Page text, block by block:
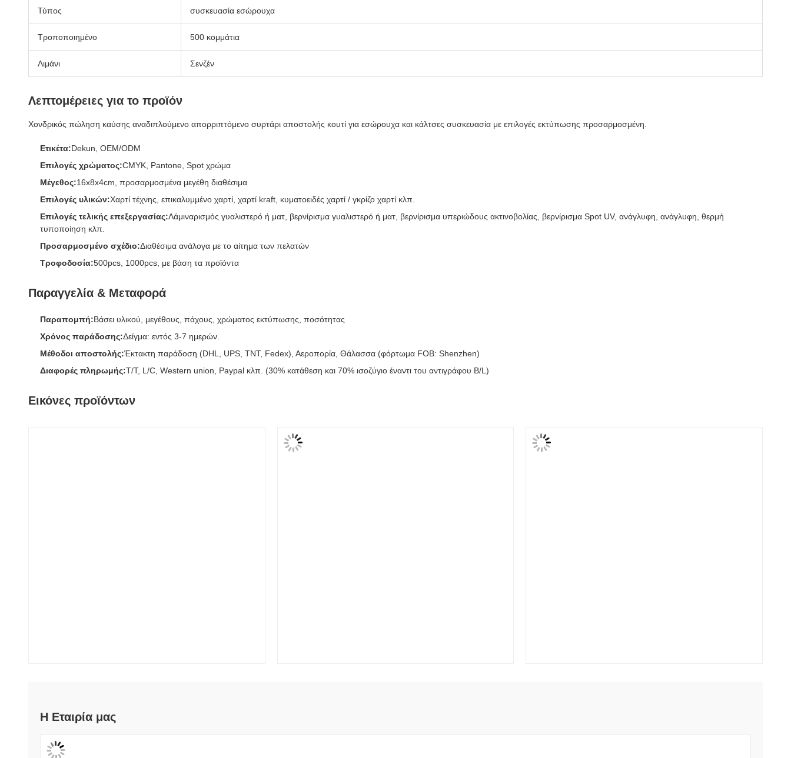
Τύπος συσκευασία εσώρουχα
Τροποποιημένο 500 κομμάτια
Λιμάνι Σενζέν
Λεπτομέρειες για το προϊόν
Χονδρικός πώληση καύσης αναδιπλούμενο απορριπτόμενο συρτάρι αποστολής κουτί για εσώρουχα και κάλτσες συσκευασία με επιλογές εκτύπωσης προσαρμοσμένη.
Ετικέτα:Dekun, OEM/ODM
Επιλογές χρώματος:CMYK, Pantone, Spot χρώμα
Μέγεθος:16x8x4cm, προσαρμοσμένα μεγέθη διαθέσιμα
Επιλογές υλικών:Χαρτί τέχνης, επικαλυμμένο χαρτί, χαρτί kraft, κυματοειδές χαρτί / γκρίζο χαρτί κλπ.
Επιλογές τελικής επεξεργασίας:Λάμιναρισμός γυαλιστερό ή ματ, βερνίρισμα γυαλιστερό ή ματ, βερνίρισμα υπεριώδους ακτινοβολίας, βερνίρισμα Spot UV, ανάγλυφη, ανάγλυφη, θερμή
τυποποίηση κλπ.
Προσαρμοσμένο σχέδιο:Διαθέσιμα ανάλογα με το αίτημα των πελατών
Τροφοδοσία:500pcs, 1000pcs, με βάση τα προϊόντα
Παραγγελία & Μεταφορά
Παραπομπή:Βάσει υλικού, μεγέθους, πάχους, χρώματος εκτύπωσης, ποσότητας
Χρόνος παράδοσης:Δείγμα: εντός 3-7 ημερών.
Μέθοδοι αποστολής:Έκτακτη παράδοση (DHL, UPS, TNT, Fedex), Αεροπορία, Θάλασσα (φόρτωμα FOB: Shenzhen)
Διαφορές πληρωμής:T/T, L/C, Western union, Paypal κλπ. (30% κατάθεση και 70% ισοζύγιο έναντι του αντιγράφου B/L)
Εικόνες προϊόντων
Η Εταιρία μας